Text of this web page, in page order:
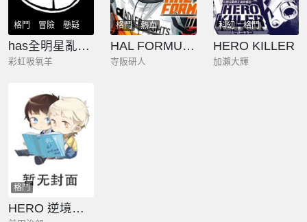
格鬥 冒險 懸疑
has全明星亂鬥（草稿版）
彩虹吸氧羊
格鬥 熱血
HAL FORMULA
寺阪研人
科幻 格鬥
HERO KILLER
加瀨大輝
格鬥
HERO 逆境的鬥牌